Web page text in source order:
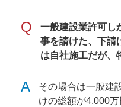
Q
一般建設業許可し
事を請けた、下請
は自社施工だが、
A
その場合は一般建
けの総額が4,000